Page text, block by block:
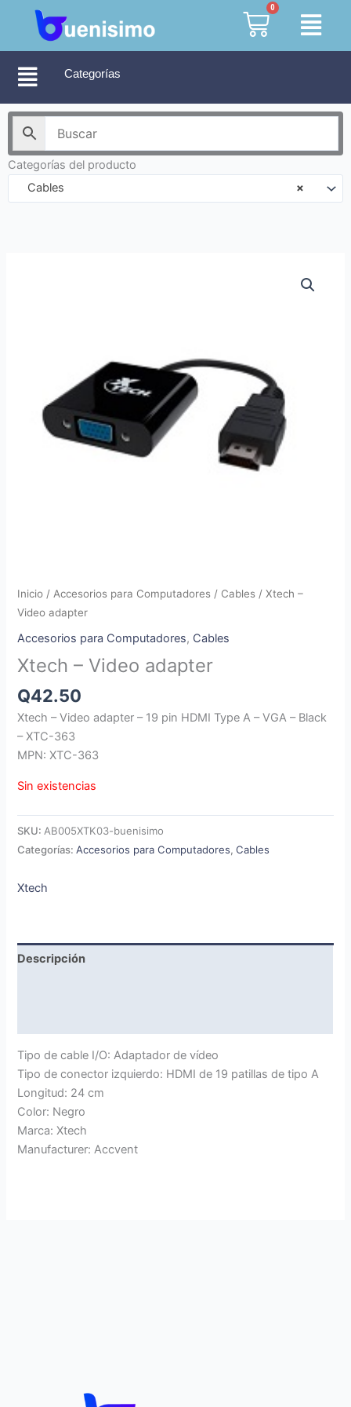
contenido
0
Cart
Categorías
Categorías del producto
×
Cables
Inicio / Accesorios para Computadores / Cables / Xtech –
Video adapter
Accesorios para Computadores, Cables
Xtech – Video adapter
Q42.50
Xtech – Video adapter – 19 pin HDMI Type A – VGA – Black
– XTC-363
MPN: XTC-363
Sin existencias
SKU: AB005XTK03-buenisimo
Categorías:Accesorios para Computadores,Cables
Xtech
Descripción
Tipo de cable I/O: Adaptador de vídeo
Tipo de conector izquierdo: HDMI de 19 patillas de tipo A
Longitud: 24 cm
Color: Negro
Marca: Xtech
Manufacturer: Accvent